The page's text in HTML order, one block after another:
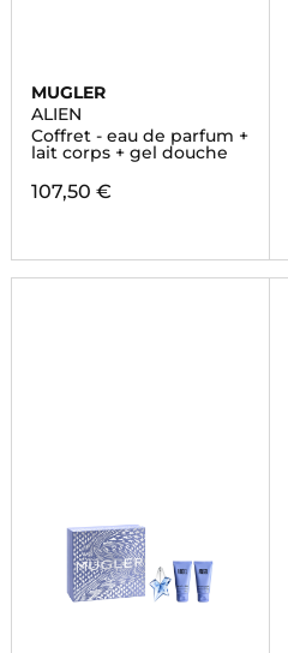
MUGLER
ALIEN
Coffret - eau de parfum +
lait corps + gel douche
107,50 €